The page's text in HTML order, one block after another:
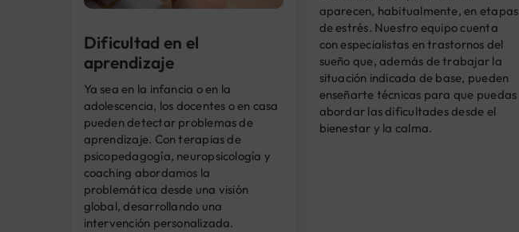
Dificultad en el
aprendizaje
Ya sea en la infancia o en la
adolescencia, los docentes o en casa
pueden detectar problemas de
aprendizaje. Con terapias de
psicopedagogía, neuropsicología y
coaching abordamos la
problemática desde una visión
global, desarrollando una
intervención personalizada.
aparecen, habitualmente, en etapas
de estrés. Nuestro equipo cuenta
con especialistas en trastornos del
sueño que, además de trabajar la
situación indicada de base, pueden
enseñarte técnicas para que puedas
abordar las dificultades desde el
bienestar y la calma.